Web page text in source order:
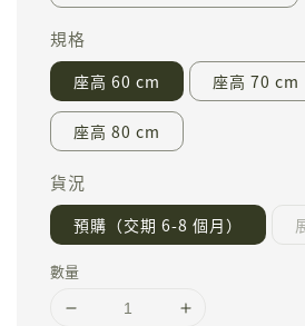
規格
座高 60 cm 座高 70 cm
座高 80 cm
貨況
預購（交期 6-8 個月）
數量